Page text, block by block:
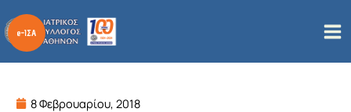
στο
περιεχόμενο
8 Φεβρουαρίου, 2018